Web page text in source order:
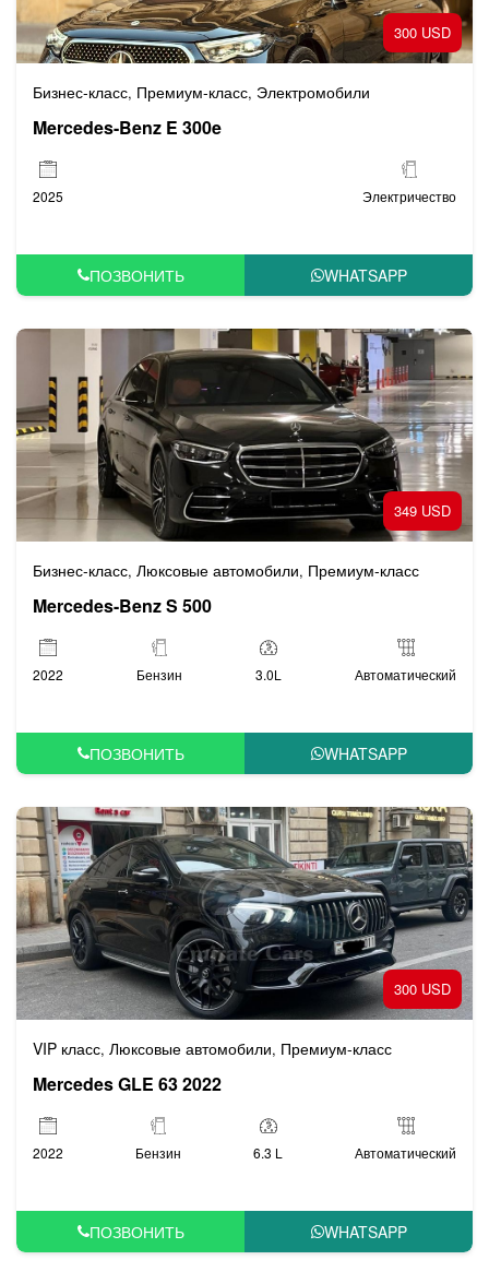
300 USD
Бизнес-класс, Премиум-класс, Электромобили
Mercedes-Benz E 300e
2025 Электричество
ПОЗВОНИТЬ WHATSAPP
349 USD
Бизнес-класс, Люксовые автомобили, Премиум-класс
Mercedes-Benz S 500
2022 Бензин 3.0L Автоматический
ПОЗВОНИТЬ WHATSAPP
300 USD
VIP класс, Люксовые автомобили, Премиум-класс
Mercedes GLE 63 2022
2022 Бензин 6.3 L Автоматический
ПОЗВОНИТЬ WHATSAPP